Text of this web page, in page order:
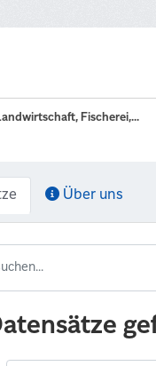
Fischerei,...
Über uns